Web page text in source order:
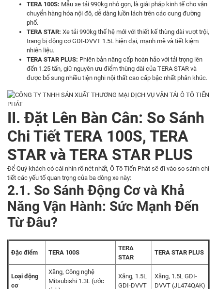
TERA 100S: Mẫu xe tải 990kg nhỏ gọn, là giải pháp kinh tế cho vận
chuyển hàng hóa nội đô, dễ dàng luồn lách trên các cung đường
phố.
TERA STAR: Xe tải 990kg thế hệ mới với thiết kế thùng dài vượt trội,
trang bị động cơ GDI-DVVT 1.5L hiện đại, mạnh mẽ và tiết kiệm
nhiên liệu.
TERA STAR PLUS: Phiên bản nâng cấp hoàn hảo với tải trọng lên
đến 1.25 tấn, giữ nguyên ưu điểm thùng dài của TERA STAR và
được bổ sung nhiều tiện nghi nội thất cao cấp bậc nhất phân khúc.
II. Đặt Lên Bàn Cân: So Sánh
Chi Tiết TERA 100S, TERA
STAR và TERA STAR PLUS
Để Quý khách có cái nhìn rõ nét nhất, Ô Tô Tiến Phát sẽ đi vào so sánh chi
tiết các yếu tố quan trọng của ba dòng xe này:
2.1. So Sánh Động Cơ và Khả
Năng Vận Hành: Sức Mạnh Đến
Từ Đâu?
Đặc điểm TERA 100S
TERA
STAR
TERA STAR PLUS
Loại động
cơ
Xăng, Công nghệ
Mitsubishi 1.3L (ước
Xăng, 1.5L
GDI-DVVT
Xăng, 1.5L GDI-
DVVT (JL474QAK)